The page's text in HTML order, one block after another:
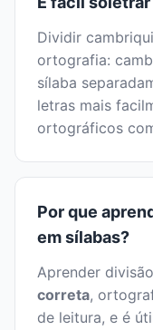
Dividir
ortografia:
sílaba
letras mais
ortográficos
Por que
em sílabas?
Aprender
correta,
de leitura, e é